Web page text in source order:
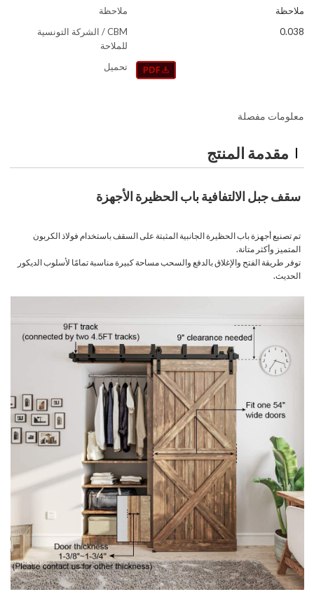
ملاحظة
ملاحظة
CBM / الشركة التونسية
للملاحة
0.038
تحميل
معلومات مفصلة
مقدمة المنتج
سقف جبل الالتفافية باب الحظيرة الأجهزة
تم تصنيع أجهزة باب الحظيرة الجانبية المثبتة على السقف باستخدام فولاذ الكربون
المتميز وأكثر متانة.
توفر طريقة الفتح والإغلاق بالدفع والسحب مساحة كبيرة مناسبة تمامًا لأسلوب الديكور
الحديث.